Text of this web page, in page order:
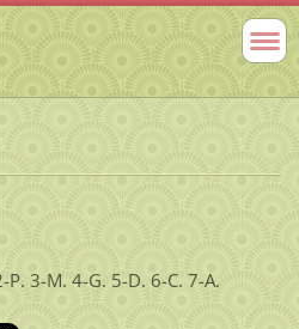
P. 3-M. 4-G. 5-D. 6-C. 7-A.